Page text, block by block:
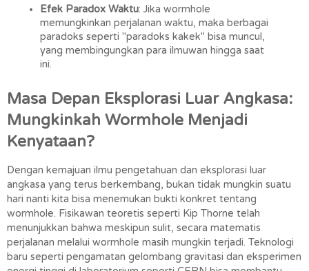
Efek Paradox Waktu: Jika wormhole
memungkinkan perjalanan waktu, maka berbagai
paradoks seperti "paradoks kakek" bisa muncul,
yang membingungkan para ilmuwan hingga saat
ini.
Masa Depan Eksplorasi Luar Angkasa:
Mungkinkah Wormhole Menjadi
Kenyataan?
Dengan kemajuan ilmu pengetahuan dan eksplorasi luar
angkasa yang terus berkembang, bukan tidak mungkin suatu
hari nanti kita bisa menemukan bukti konkret tentang
wormhole. Fisikawan teoretis seperti Kip Thorne telah
menunjukkan bahwa meskipun sulit, secara matematis
perjalanan melalui wormhole masih mungkin terjadi. Teknologi
baru seperti pengamatan gelombang gravitasi dan eksperimen